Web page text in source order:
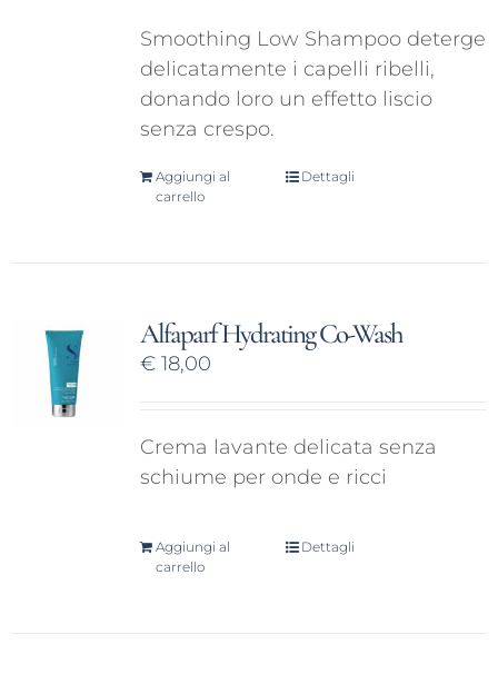
Smoothing Low Shampoo deterge
delicatamente i capelli ribelli,
donando loro un effetto liscio
senza crespo.
Aggiungi al
carrello
Dettagli
Alfaparf Hydrating Co-Wash
€18,00
Crema lavante delicata senza
schiume per onde e ricci
Aggiungi al
carrello
Dettagli